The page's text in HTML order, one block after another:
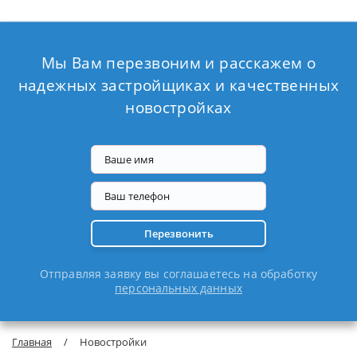
Мы Вам перезвоним и расскажем о
надежныхзастройщиках и качественных
новостройках
Перезвонить
Отправляя заявку вы соглашаетесь на обработку
персональных данных
Главная / Новостройки